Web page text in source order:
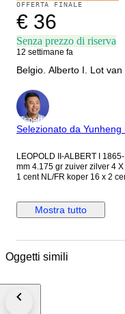
OFFERTA FINALE
€ 36
Senza prezzo di riserva
12 settimane fa
Esperto
Selezionato da Yunheng
LEOPOLD II-ALBERT I 1865-1934 3 x 1 fr
mm 4.175 gr zuiver zilver 4 X 5 fr NL/FR 1 belga zuiver nikkel Albert I 10 x
1 cent NL/FR koper 16 x 2 cent
Bonnetain gemengd lot gemengde kwaliteit 160 Belgische munten
verzonden met tracking via
Mostra tutto
Oggetti simili